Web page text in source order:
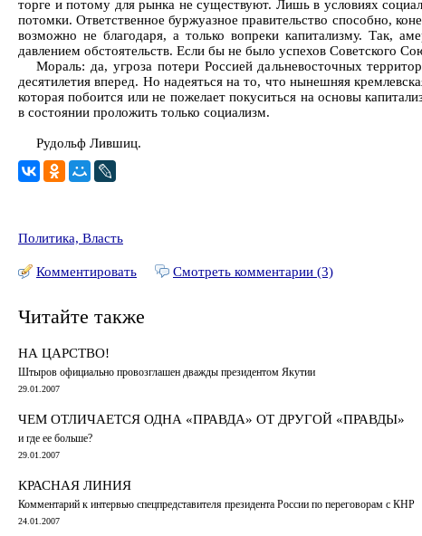
торге и потому для рынка не существуют. Лишь в условиях
потомки. Ответственное буржуазное правительство способно,
возможно не благодаря, а только вопреки капитализму. Так,
давлением обстоятельств. Если бы не было успехов Советского
Мораль: да, угроза потери Россией дальневосточных
десятилетия вперед. Но надеяться на то, что нынешняя
которая побоится или не пожелает покуситься на основы
в состоянии проложить только социализм.
Рудольф Лившиц.
Политика, Власть
Комментировать Смотреть комментарии (3)
Читайте также
НА ЦАРСТВО!
Штыров официально провозглашен дважды президентом Якутии
29.01.2007
ЧЕМ ОТЛИЧАЕТСЯ ОДНА «ПРАВДА» ОТ ДРУГОЙ «ПРАВДЫ»
и где ее больше?
29.01.2007
КРАСНАЯ ЛИНИЯ
Комментарий к интервью спецпредставителя президента России по переговорам с КНР
24.01.2007